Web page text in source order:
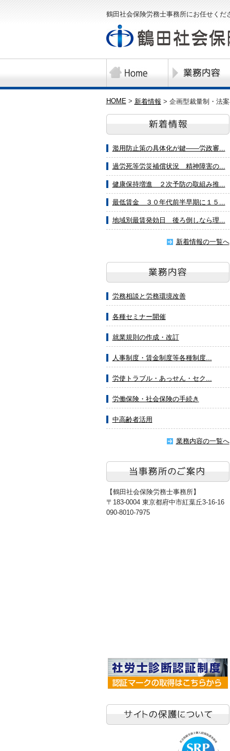
鶴田社会保険労務士事務所にお任せくだ
HOME> 新着情報 > 企画型裁量制・法
濫用防止策の具体化が鍵――労政審...
過労死等労災補償状況 精神障害の...
健康保持増進 ２次予防の取組み推...
最低賃金 ３０年代前半早期に１５...
地域別最賃発効日 後ろ倒しなら理...
新着情報の一覧へ
労務相談と労務環境改善
各種セミナー開催
就業規則の作成・改訂
人事制度・賃金制度等各種制度...
労使トラブル・あっせん・セク...
労働保険・社会保険の手続き
中高齢者活用
業務内容の一覧へ
【鶴田社会保険労務士事務所】
〒183-0004 東京都府中市紅葉丘3-16-16
090-8010-7975